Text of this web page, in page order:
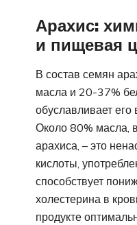
Арахис:
и пищевая
В состав семян
масла и 20-37%
обуславливает его
Около 80% масла,
арахиса, – это
кислоты,
способствует
холестерина в
продукте